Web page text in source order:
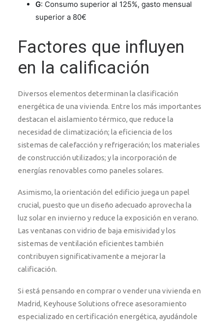
G: Consumo superior al 125%, gasto mensual
superior a 80€
Factores que influyen
en la calificación
Diversos elementos determinan la clasificación
energética de una vivienda. Entre los más importantes
destacan el aislamiento térmico, que reduce la
necesidad de climatización; la eficiencia de los
sistemas de calefacción y refrigeración; los materiales
de construcción utilizados; y la incorporación de
energías renovables como paneles solares.
Asimismo, la orientación del edificio juega un papel
crucial, puesto que un diseño adecuado aprovecha la
luz solar en invierno y reduce la exposición en verano.
Las ventanas con vidrio de baja emisividad y los
sistemas de ventilación eficientes también
contribuyen significativamente a mejorar la
calificación.
Si está pensando en comprar o vender una vivienda en
Madrid, Keyhouse Solutions ofrece asesoramiento
especializado en certificación energética, ayudándole